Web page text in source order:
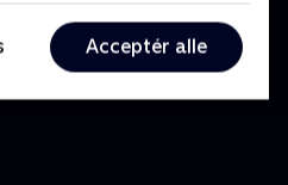
Acceptér alle
• 1 sæsoner